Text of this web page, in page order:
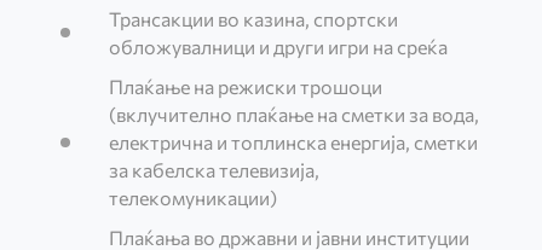
Трансакции во казина, спортски
обложувалници и други игри на среќа
Плаќање на режиски трошоци
(вклучително плаќање на сметки за вода,
електрична и топлинска енергија, сметки
за кабелска телевизија,
телекомуникации)
Плаќања во државни и јавни институции